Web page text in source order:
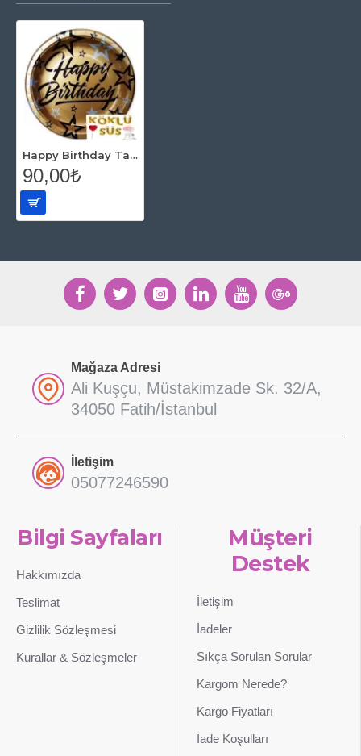
Happy Birthday Tabak Altın Karton (8 li)
90,00₺
Mağaza Adresi
Ali Kuşçu, Müstakimzade Sk. 32/A,
34050 Fatih/İstanbul
İletişim
05077246590
Bilgi Sayfaları
Hakkımızda
Teslimat
Gizlilik Sözleşmesi
Kurallar & Sözleşmeler
Müşteri
Destek
İletişim
İadeler
Sıkça Sorulan Sorular
Kargom Nerede?
Kargo Fiyatları
İade Koşulları